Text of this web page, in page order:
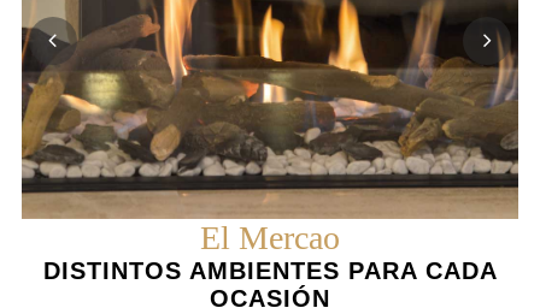
El Mercao
DISTINTOS AMBIENTES PARA CADA
OCASIÓN